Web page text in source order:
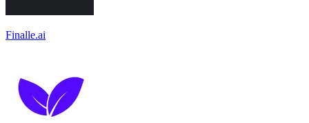
Finalle.ai